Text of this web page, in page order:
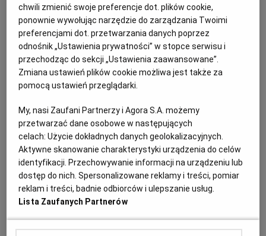
SOST, DIPY I INNE DODATKI
KUCHNIA INDYJSKA
KUCHNIA HISZPAŃSKA
GORZÓW WIELKOPOLSKI
KALISZ
KIELCE
KOSZALIN
KRAKÓW
TYLKO ZDROWIE
KSIĄŻKI. MAGAZYN DO CZYTANIA
SŁÓWKA. MAGAZYN O JĘZYKU
JUTRONAUCI
ARCHIWUM
GAZETA.PL
TOK FM
SPORT.PL
chwili zmienić swoje preferencje dot. plików cookie,
ponownie wywołując narzędzie do zarządzania Twoimi
preferencjami dot. przetwarzania danych poprzez
odnośnik „Ustawienia prywatności” w stopce serwisu i
przechodząc do sekcji „Ustawienia zaawansowane”.
Zmiana ustawień plików cookie możliwa jest także za
pomocą ustawień przeglądarki.
My, nasi Zaufani Partnerzy i Agora S.A. możemy
przetwarzać dane osobowe w następujących
celach:Użycie dokładnych danych geolokalizacyjnych.
Aktywne skanowanie charakterystyki urządzenia do celów
identyfikacji. Przechowywanie informacji na urządzeniu lub
dostęp do nich. Spersonalizowane reklamy i treści, pomiar
reklam i treści, badnie odbiorców i ulepszanie usług.
Lista Zaufanych Partnerów